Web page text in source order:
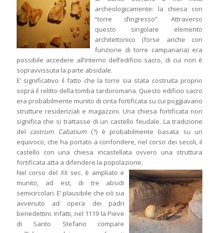
archeologicamente: la chiesa con
“torre d’ingresso”. Attraverso
questo singolare elemento
architettonico (forse anche con
funzione di torre campanaria) era
possibile accedere all’interno dell’edificio sacro, di cui non è
sopravvissuta la parte absidale.
E’ significativo il fatto che la torre sia stata costruita proprio
sopra il relitto della tomba tardoromana. Questo edificio sacro
era probabilmente munito di cinta fortificata su cui poggiavano
strutture residenziali e magazzini. Una chiesa fortificata non
significa che si trattasse di un castello feudale. La tradizione
del castrum Cabatium(?) è probabilmente basata su un
equivoco, che ha portato a confondere, nel corso dei secoli, il
castello con una chiesa incastellata ovvero una struttura
fortificata atta a difendere la popolazione.
Nel corso del XII sec. è ampliato e
munito, ad est, di tre absidi
semicircolari. E’ plausibile che ciò sia
avvenuto ad opera dei padri
benedettini. Infatti, nel 1119 la Pieve
di Santo Stefano compare